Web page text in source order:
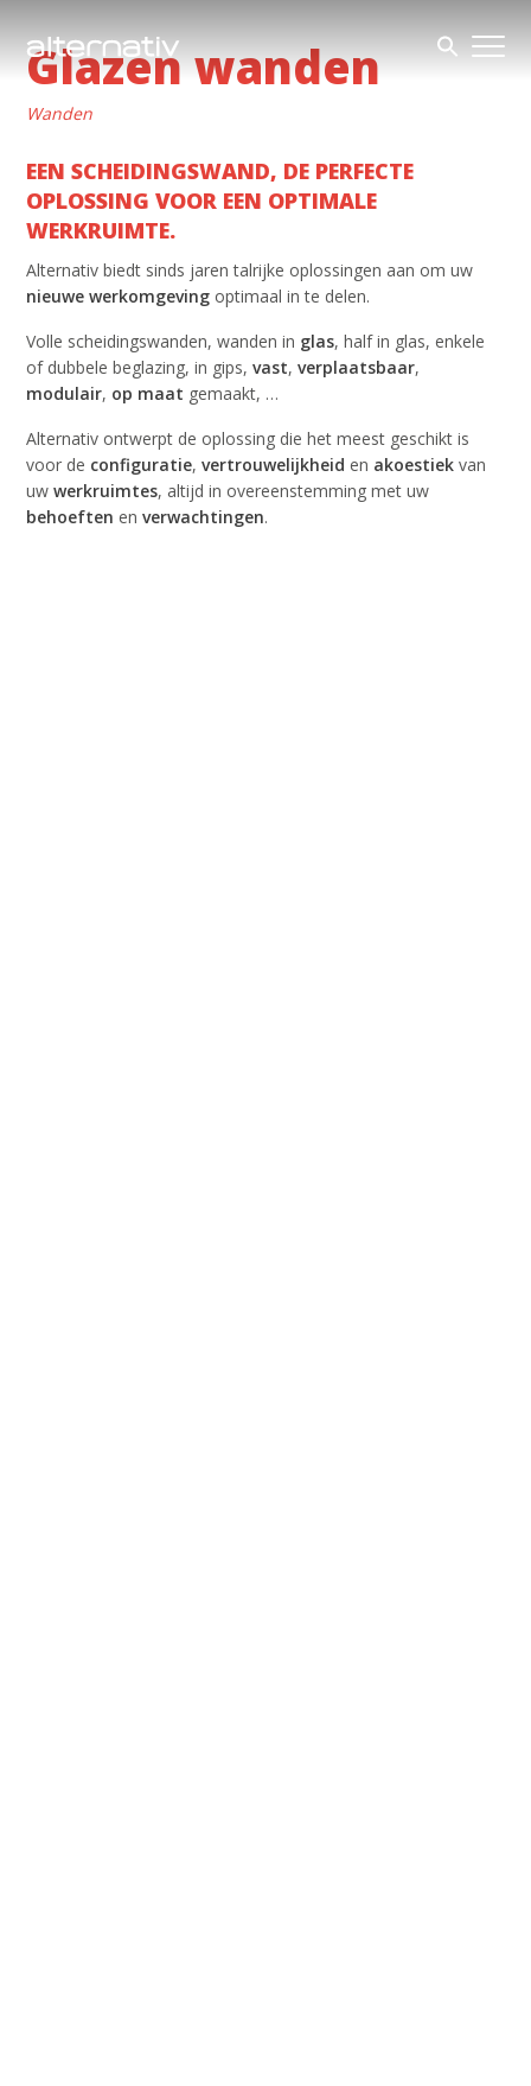
contentGlazen wanden
Wanden
EEN SCHEIDINGSWAND, DE PERFECTE
OPLOSSING VOOR EEN OPTIMALE
WERKRUIMTE.
Alternativ biedt sinds jaren talrijke oplossingen aan om uw
nieuwe werkomgeving optimaal in te delen.
Volle scheidingswanden, wanden in glas, half in glas, enkele
of dubbele beglazing, in gips,vast,verplaatsbaar,
modulair, op maat gemaakt, …
Alternativ ontwerpt de oplossing die het meest geschikt is
voor de configuratie,vertrouwelijkheid en akoestiek van
uwwerkruimtes, altijd in overeenstemming met uw
behoeften enverwachtingen.